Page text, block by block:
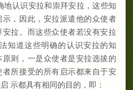
地认识安拉和崇拜安拉，这些知
，因此，安拉派遣他的众使者
拉。而这些众使者若没有安拉
知道这些明确的认识安拉的知
则，一是众使者是安拉选拔的
者所接受的所有启示都来自于安
示都具有相同的目的，即：